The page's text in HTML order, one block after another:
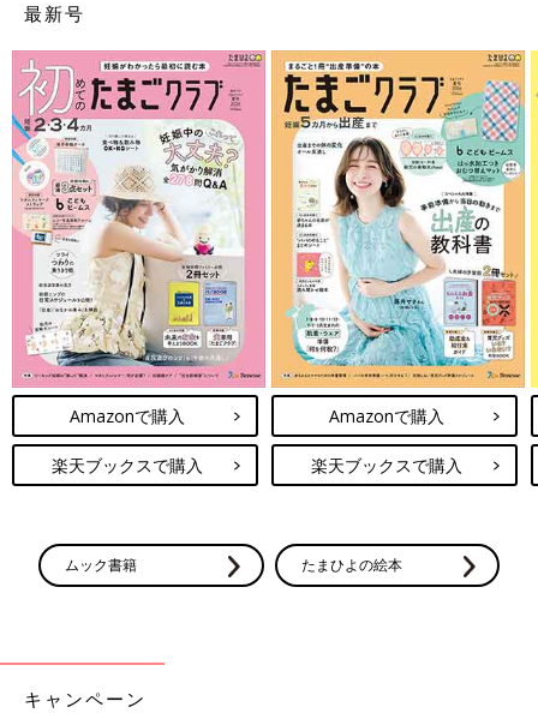
最新号
Amazonで購入
楽天ブックスで購入
Amazonで購入
楽天ブックスで購入
ムック書籍 たまひよの絵本
キャンペーン